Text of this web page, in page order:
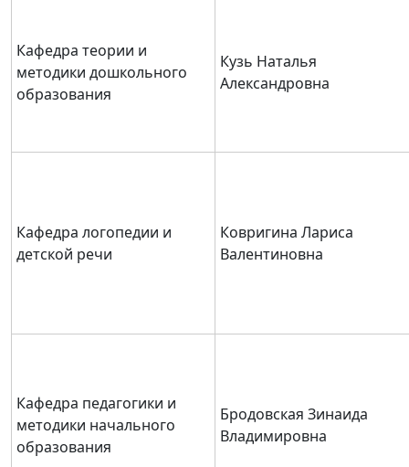
Кафедра теории и
методики дошкольного
образования
Кузь Наталья
Александровна
Кафедра логопедии и
детской речи
Ковригина Лариса
Валентиновна
Кафедра педагогики и
методики начального
образования
Бродовская Зинаида
Владимировна